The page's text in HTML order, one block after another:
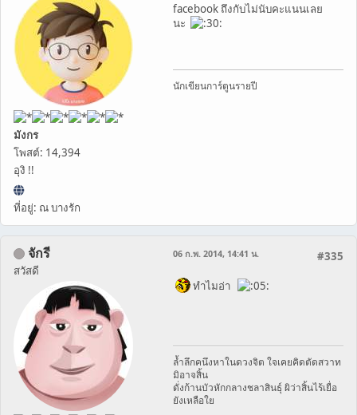
มังกร
โพสต์: 14,394
อุงิ !!
ที่อยู่: ณ บางรัก
facebook ถึงกับไม่นับคะแนนเลย
นะ
นักเขียนการ์ตูนรายปี
จักรี
สวัสดี
#335
06 ก.พ. 2014, 14:41 น.
ทำไมอ่า
ล้ำลึกคนึงหาในดวงจิต ใจเคยคิดตัดสวาท
มิอาจสิ้น
ดั่งก้านบัวหักกลางชลาสินธุ์ ผิว่าสิ้นไร้เยื่อ
ยังเหลือใย